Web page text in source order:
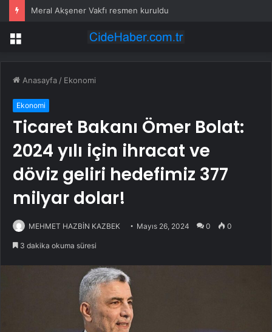
Meral Akşener Vakfı resmen kuruldu
Menü
Anasayfa / Ekonomi
Ekonomi
Ticaret Bakanı Ömer Bolat:
2024 yılı için ihracat ve
döviz geliri hedefimiz 377
milyar dolar!
MEHMET HAZBİN KAZBEK Mayıs 26, 2024 0 0
3 dakika okuma süresi